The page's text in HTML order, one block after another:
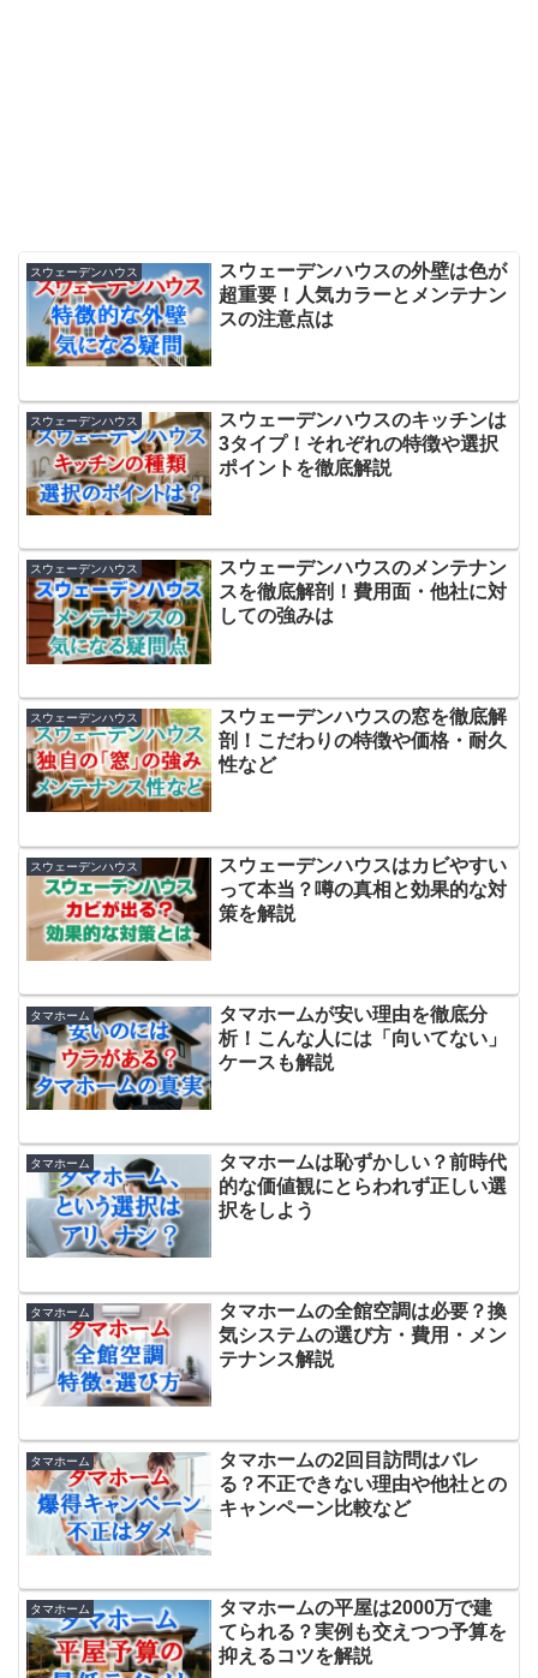
スウェーデンハウス
スウェーデンハウスの外壁は色が
超重要！人気カラーとメンテナン
スの注意点は
スウェーデンハウス
スウェーデンハウスのキッチンは
3タイプ！それぞれの特徴や選択
ポイントを徹底解説
スウェーデンハウス
スウェーデンハウスのメンテナン
スを徹底解剖！費用面・他社に対
しての強みは
スウェーデンハウス
スウェーデンハウスの窓を徹底解
剖！こだわりの特徴や価格・耐久
性など
スウェーデンハウス
スウェーデンハウスはカビやすい
って本当？噂の真相と効果的な対
策を解説
タマホーム
タマホームが安い理由を徹底分
析！こんな人には「向いてない」
ケースも解説
タマホーム
タマホームは恥ずかしい？前時代
的な価値観にとらわれず正しい選
択をしよう
タマホーム
タマホームの全館空調は必要？換
気システムの選び方・費用・メン
テナンス解説
タマホーム
タマホームの2回目訪問はバレ
る？不正できない理由や他社との
キャンペーン比較など
タマホーム
タマホームの平屋は2000万で建
てられる？実例も交えつつ予算を
抑えるコツを解説